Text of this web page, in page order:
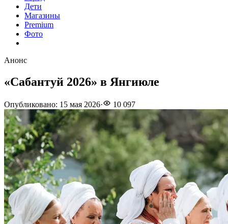
Дети
Магазины
Premium
Фото
Анонс
«Сабантуй 2026» в Янгиюле
Опубликовано: 15 мая 2026· 10 097